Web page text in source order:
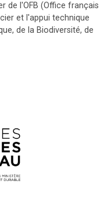
de l'OFB (Office français
et l'appui technique
de la Biodiversité, de